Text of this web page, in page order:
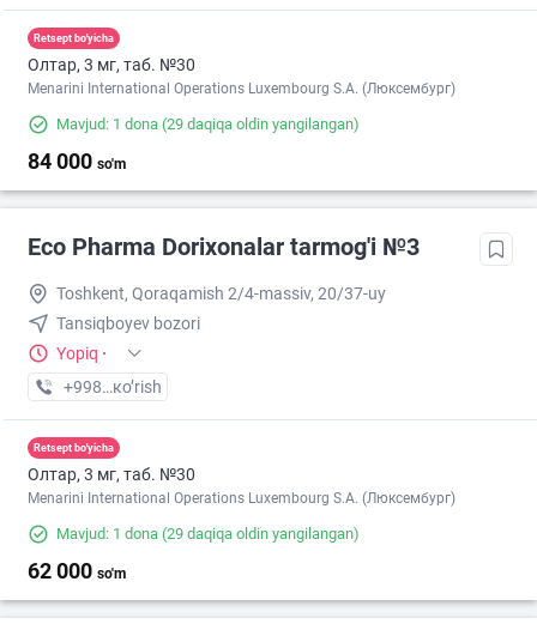
Retsept bo'yicha
Олтар, 3 мг, таб. №30
Menarini International Operations Luxembourg S.A. (Люксембург)
Mavjud: 1 dona (29 daqiqa oldin yangilangan)
84 000 so'm
Eco Pharma Dorixonalar tarmog'i №3
Toshkent, Qoraqamish 2/4-massiv, 20/37-uy
Tansiqboyev bozori
Yopiq ·
+998 (99) XXX-XX-XX
кo’rish
Retsept bo'yicha
Олтар, 3 мг, таб. №30
Menarini International Operations Luxembourg S.A. (Люксембург)
Mavjud: 1 dona (29 daqiqa oldin yangilangan)
62 000 so'm